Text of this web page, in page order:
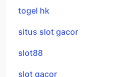
togel hk
situs slot gacor
slot88
slot gacor